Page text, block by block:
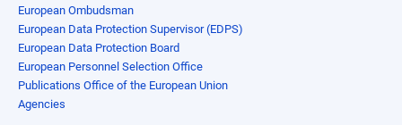
European Ombudsman
European Data Protection Supervisor (EDPS)
European Data Protection Board
European Personnel Selection Office
Publications Office of the European Union
Agencies